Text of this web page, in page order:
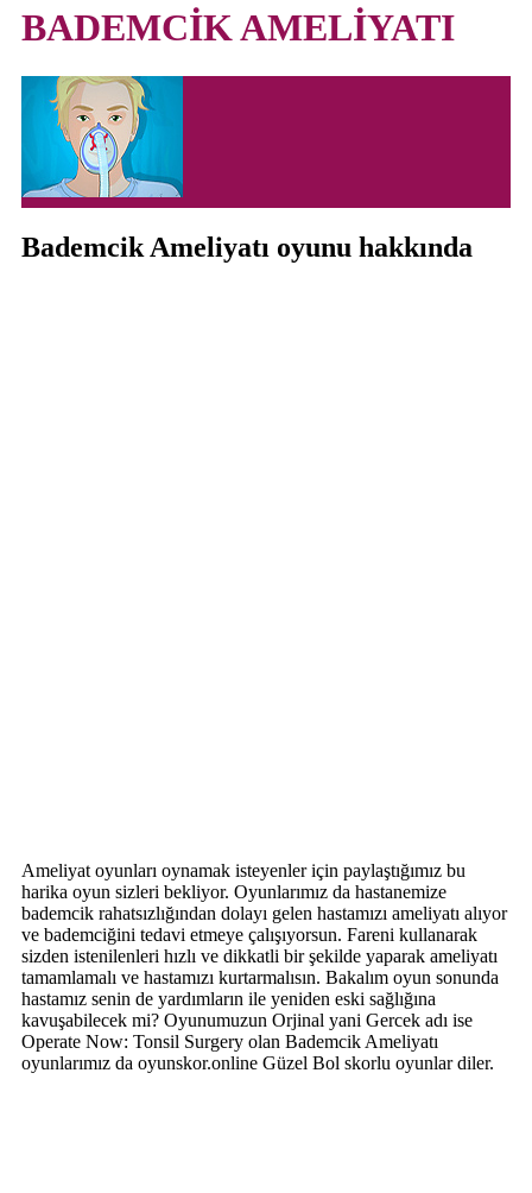
BADEMCİK AMELİYATI
Bademcik Ameliyatı oyunu hakkında
Ameliyat oyunları oynamak isteyenler için paylaştığımız bu
harika oyun sizleri bekliyor. Oyunlarımız da hastanemize
bademcik rahatsızlığından dolayı gelen hastamızı ameliyatı alıyor
ve bademciğini tedavi etmeye çalışıyorsun. Fareni kullanarak
sizden istenilenleri hızlı ve dikkatli bir şekilde yaparak ameliyatı
tamamlamalı ve hastamızı kurtarmalısın. Bakalım oyun sonunda
hastamız senin de yardımların ile yeniden eski sağlığına
kavuşabilecek mi? Oyunumuzun Orjinal yani Gercek adı ise
Operate Now: Tonsil Surgery olan Bademcik Ameliyatı
oyunlarımız da oyunskor.online Güzel Bol skorlu oyunlar diler.